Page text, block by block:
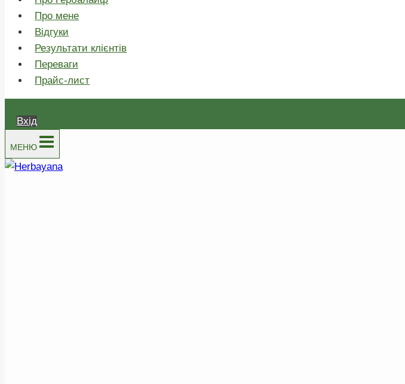
Про мене
Відгуки
Результати клієнтів
Переваги
Прайс-лист
Вхід
МЕНЮ